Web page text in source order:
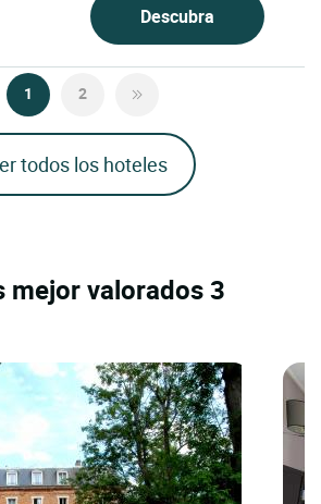
Descubra
1 2
todos los hoteles
mejor valorados 3